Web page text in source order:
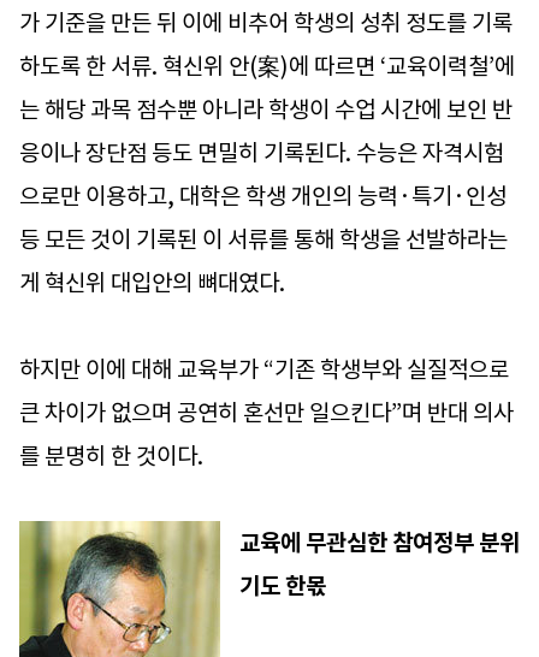
가 기준을 만든 뒤 이에 비추어 학생의 성취 정도를 기록
하도록 한 서류. 혁신위 안(案)에 따르면 ‘교육이력철’에
는 해당 과목 점수뿐 아니라 학생이 수업 시간에 보인 반
응이나 장단점 등도 면밀히 기록된다. 수능은 자격시험
으로만 이용하고, 대학은 학생 개인의 능력·특기·인성
등 모든 것이 기록된 이 서류를 통해 학생을 선발하라는
게 혁신위 대입안의 뼈대였다.
하지만 이에 대해 교육부가 “기존 학생부와 실질적으로
큰 차이가 없으며 공연히 혼선만 일으킨다”며 반대 의사
를 분명히 한 것이다.
교육에 무관심한 참여정부 분위
기도 한몫